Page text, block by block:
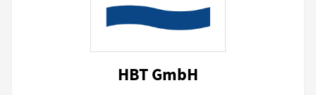
HBT GmbH